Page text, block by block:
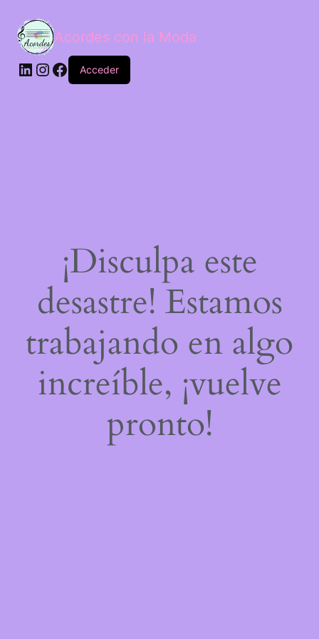
Acordes con la Moda
Acceder
¡Disculpa este
desastre! Estamos
trabajando en algo
increíble, ¡vuelve
pronto!